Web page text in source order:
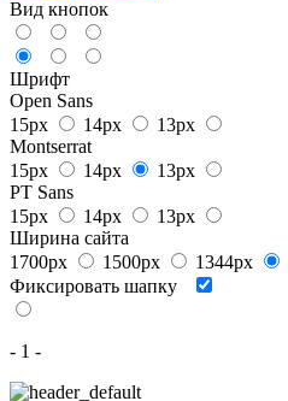
Вид кнопок
Шрифт
Open Sans
15px
14px
13px
Montserrat
15px
14px
13px
PT Sans
15px
14px
13px
Ширина сайта
1700px
1500px 1344px
Фиксировать шапку
- 1 -